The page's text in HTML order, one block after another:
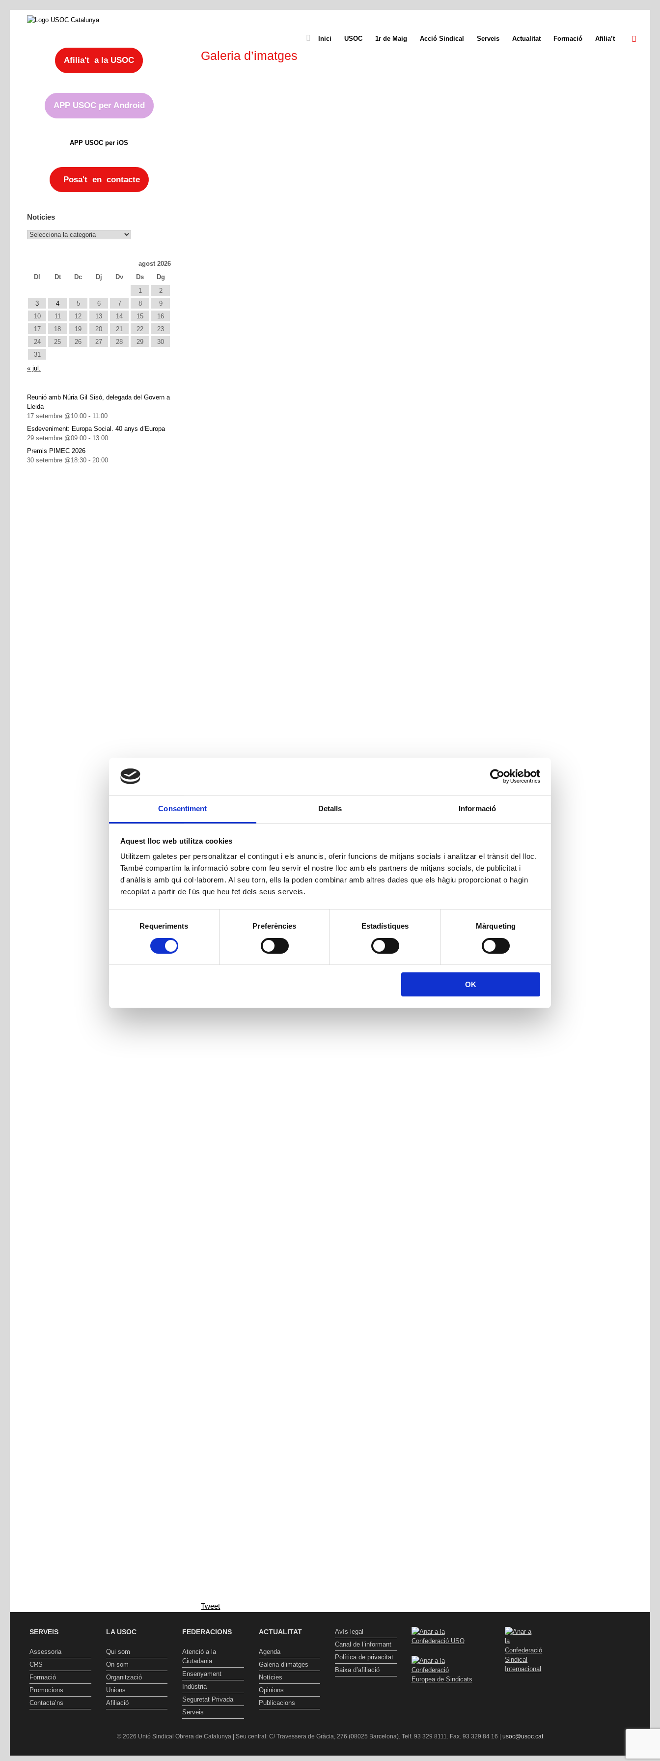
Consentiment Detalls Informació
Aquest lloc web utilitza cookies
Utilitzem galetes per personalitzar el contingut i els anuncis, oferir funcions de mitjans socials i analitzar el trànsit del lloc.
També compartim la informació sobre com feu servir el nostre lloc amb els partners de mitjans socials, de publicitat i
d'anàlisis amb qui col·laborem. Al seu torn, ells la poden combinar amb altres dades que els hàgiu proporcionat o hagin
recopilat a partir de l'ús que heu fet dels seus serveis.
consentiment
Requeriments Preferències Estadístiques Màrqueting
OK
Inici USOC 1r de Maig Acció Sindical Serveis Actualitat Formació Afilia’t
Galeria d’imatges
Tweet
Afilia't a la USOC
APP USOC per Android
APP USOC per iOS
Posa't en contacte
Notícies
Notícies
agost 2026
Dl
Dt Dc Dj Dv Ds
Dg
1
2
3
4 5 6 7 8
9
10
11 12 13 14 15
16
17
18 19 20 21 22
23
24
25 26 27 28 29
30
31
« jul.
Reunió amb Núria Gil Sisó, delegada del Govern a
Lleida
17 setembre @10:00 - 11:00
Esdeveniment: Europa Social. 40 anys d’Europa
29 setembre @09:00 - 13:00
Premis PIMEC 2026
30 setembre @18:30 - 20:00
SERVEIS
Assessoria
CRS
Formació
Promocions
Contacta’ns
LA USOC
Qui som
On som
Organització
Unions
Afiliació
FEDERACIONS
Atenció a la
Ciutadania
Ensenyament
Indústria
Seguretat Privada
Serveis
ACTUALITAT
Agenda
Galeria d’imatges
Notícies
Opinions
Publicacions
Avís legal
Canal de l’informant
Política de privacitat
Baixa d’afiliació
© 2026 Unió Sindical Obrera de Catalunya | Seu central: C/ Travessera de Gràcia, 276 (08025 Barcelona). Telf. 93 329 8111. Fax. 93 329 84 16 | usoc@usoc.cat